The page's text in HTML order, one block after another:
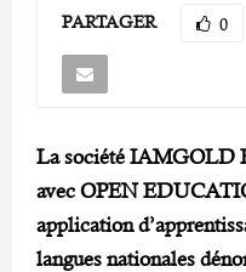
PARTAGER 0
La société IAMGOLD
avec OPEN
application
langues nationales